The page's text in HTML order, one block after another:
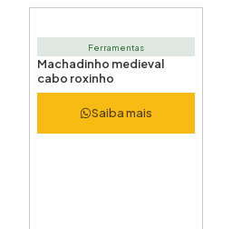
Ferramentas
Machadinho medieval
cabo roxinho
Saiba mais